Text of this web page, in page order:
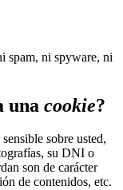
spam, ni spyware, ni
una cookie?
sobre usted,
su DNI o
son de carácter
de contenidos, etc.